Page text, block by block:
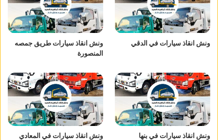
ونش انقاذ سيارات في الدقي
ونش انقاذ سيارات طريق جمصه
المنصورة
ونش انقاذ سيارات في بنها ونش انقاذ سيارات في المعادي